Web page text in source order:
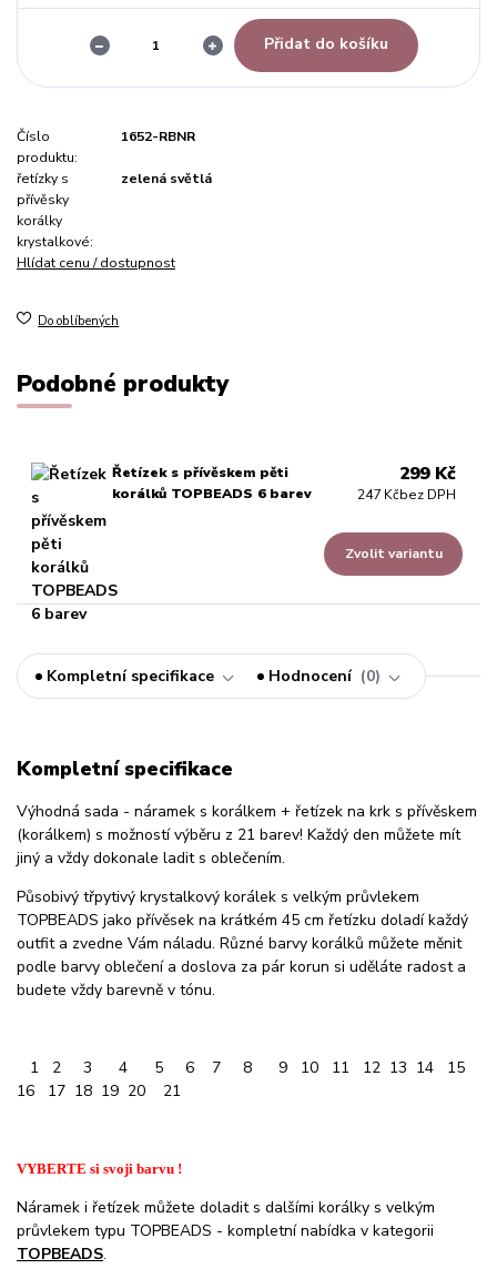
Přidat do košíku
Číslo
produktu:
1652-RBNR
řetízky s
přívěsky
korálky
krystalkové:
zelená světlá
Hlídat cenu / dostupnost
Do oblíbených
Podobné produkty
Řetízek s přívěskem pěti
korálků TOPBEADS 6 barev
299 Kč
247 Kčbez DPH
Zvolit variantu
Kompletní specifikace Hodnocení 0
Kompletní specifikace
Výhodná sada - náramek s korálkem + řetízek na krk s přívěskem
(korálkem) s možností výběru z 21 barev! Každý den můžete mít
jiný a vždy dokonale ladit s oblečením.
Působivý třpytivý krystalkový korálek s velkým průvlekem
TOPBEADS jako přívěsek na krátkém 45 cm řetízku doladí každý
outfit a zvedne Vám náladu. Různé barvy korálků můžete měnit
podle barvy oblečení a doslova za pár korun si uděláte radost a
budete vždy barevně v tónu.
1 2 3 4 5 6 7 8 9 10 11 12 13 14 15
16 17 18 19 20 21
VYBERTE si svoji barvu !
Náramek i řetízek můžete doladit s dalšími korálky s velkým
průvlekem typu TOPBEADS - kompletní nabídka v kategorii
TOPBEADS.